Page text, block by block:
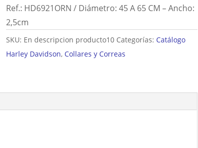
Ref.: HD6921ORN / Diámetro: 45 A 65 CM – Ancho:
2,5cm
SKU: En descripcion producto10 Categorías: Catálogo
Harley Davidson, Collares y Correas